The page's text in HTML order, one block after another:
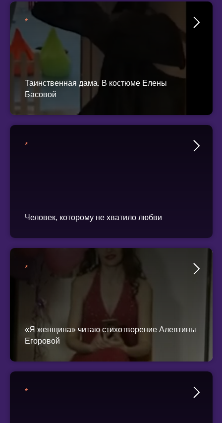
*
Таинственная дама. В костюме Елены
Басовой
*
Человек, которому не хватило любви
*
«Я женщина» читаю стихотворение Алевтины
Егоровой
*